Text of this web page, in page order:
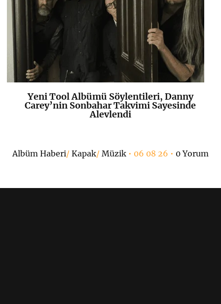
K+
Yeni Tool Albümü Söylentileri, Danny
Carey’nin Sonbahar Takvimi Sayesinde
Alevlendi
Albüm Haberi/ Kapak/ Müzik• 06 08 26 • 0 Yorum